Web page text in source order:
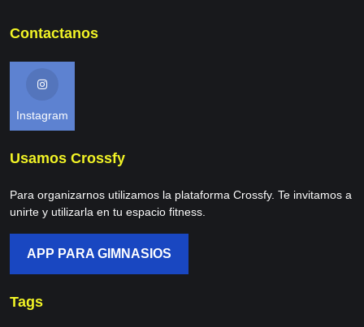
Contactanos
Instagram
Usamos Crossfy
Para organizarnos utilizamos la plataforma Crossfy. Te invitamos a
unirte y utilizarla en tu espacio fitness.
APP PARA GIMNASIOS
Tags